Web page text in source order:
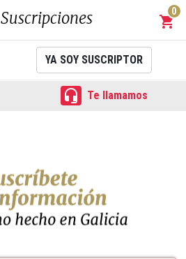
Suscripciones shopping_cart
0
YA SOY SUSCRIPTOR
 Te llamamos